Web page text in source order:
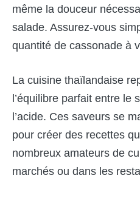
même la douceur
salade. Assurez-vous
quantité de cassonade à
La cuisine thaïlandaise
l’équilibre parfait entre le
l’acide. Ces saveurs se
pour créer des recettes
nombreux amateurs de
marchés ou dans les